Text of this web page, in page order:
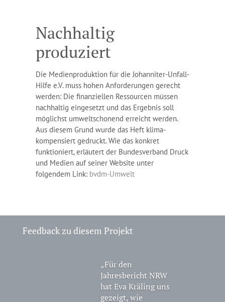
Nachhaltig
produziert
Die Medienproduktion für die Johanniter-Unfall-
Hilfe e.V. muss hohen Anforderungen gerecht
werden: Die finanziellen Ressourcen müssen
nachhaltig eingesetzt und das Ergebnis soll
möglichst umweltschonend erreicht werden.
Aus diesem Grund wurde das Heft klima-
kompensiert gedruckt. Wie das konkret
funktioniert, erläutert der Bundesverband Druck
und Medien auf seiner Website unter
folgendem Link: bvdm-Umwelt
Feedback zu diesem Projekt
„Für den
Jahresbericht NRW
hat Eva Kräling uns
gezeigt, wie